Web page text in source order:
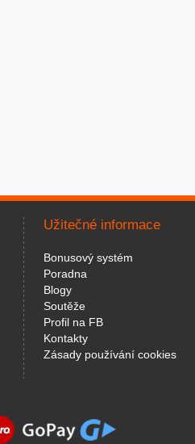
Užitečné informace
Bonusový systém
Poradna
Blogy
Soutěže
Profil na FB
Kontakty
Zásady používání cookies